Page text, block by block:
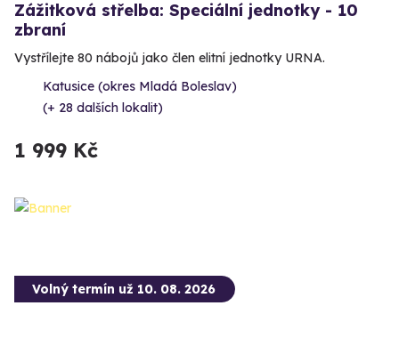
Zážitková střelba: Speciální jednotky - 10
zbraní
Vystřílejte 80 nábojů jako člen elitní jednotky URNA.
Katusice (okres Mladá Boleslav)
(+ 28 dalších lokalit)
1 999 Kč
Volný termín už 10. 08. 2026